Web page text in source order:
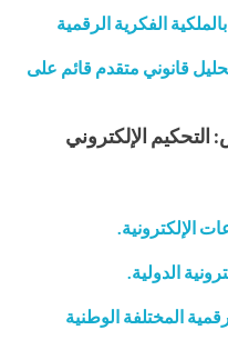
الفكرية الرقمية
قانوني متقدم قائم على
الإلكتروني
الإلكترونية.
الدولية.
المختلفة الوطنية